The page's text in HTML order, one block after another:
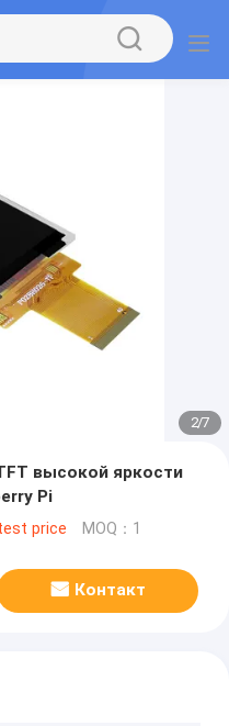
2/7
высокой яркости
Pi
price MOQ：1
Контакт